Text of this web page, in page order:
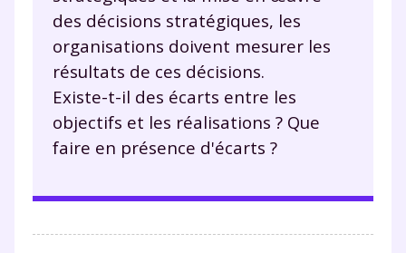
des décisions stratégiques, les
organisations doivent mesurer les
résultats de ces décisions.
Existe-t-il des écarts entre les
objectifs et les réalisations ? Que
faire en présence d'écarts ?